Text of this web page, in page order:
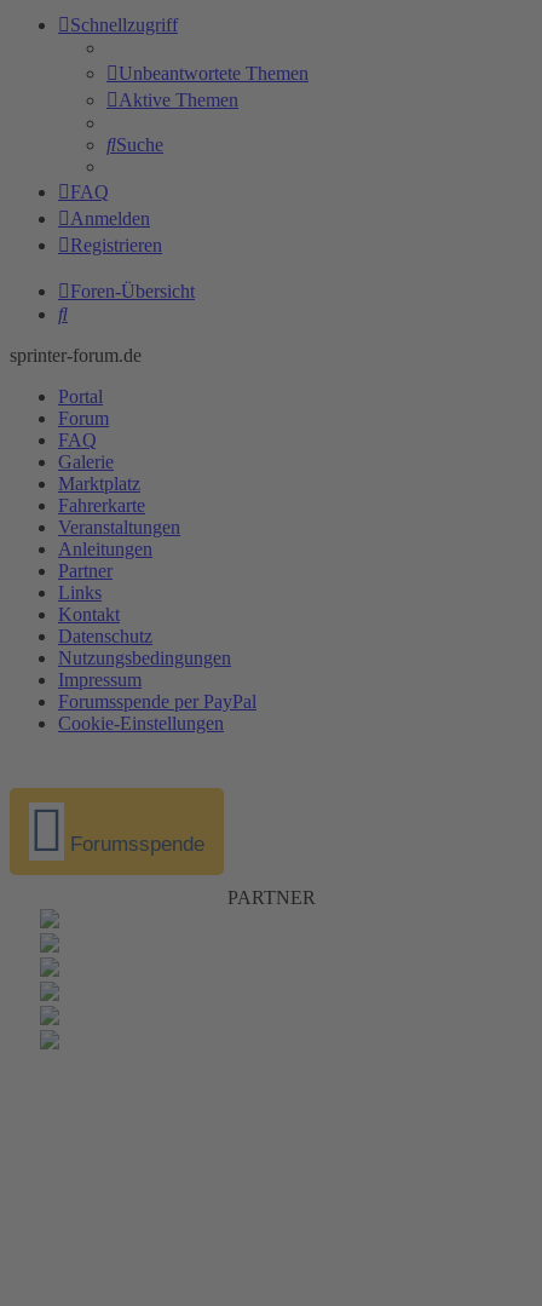
Schnellzugriff
Unbeantwortete Themen
Aktive Themen
Suche
FAQ
Anmelden
Registrieren
Foren-Übersicht
Suche
sprinter-forum.de
Portal
Forum
FAQ
Galerie
Marktplatz
Fahrerkarte
Veranstaltungen
Anleitungen
Partner
Links
Kontakt
Datenschutz
Nutzungsbedingungen
Impressum
Forumsspende per PayPal
Cookie-Einstellungen
Forumsspende
PARTNER